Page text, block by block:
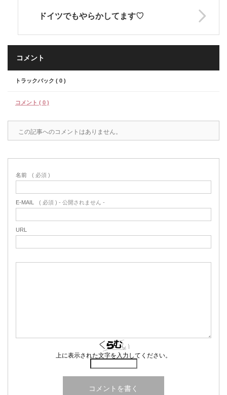
ドイツでもやらかしてます♡
コメント
トラックバック ( 0 )
コメント ( 0 )
この記事へのコメントはありません。
名前 ( 必須 )
E-MAIL ( 必須 ) - 公開されません -
URL
上に表示された文字を入力してください。